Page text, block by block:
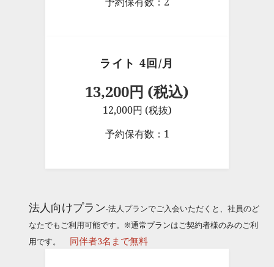
ライト 4回/月
13,200円 (税込)
12,000円 (税抜)
予約保有数：1
法人向けプラン-法人プランでご入会いただくと、社員のど
なたでもご利用可能です。※通常プランはご契約者様のみのご利
用です。
同伴者3名まで無料